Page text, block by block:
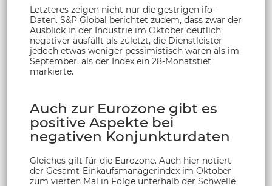
Letzteres zeigen nicht nur die gestrigen ifo-
Daten. S&P Global berichtet zudem, dass zwar der
Ausblick in der Industrie im Oktober deutlich
negativer ausfällt als zuletzt, die Dienstleister
jedoch etwas weniger pessimistisch waren als im
September, als der Index ein 28-Monatstief
markierte.
Auch zur Eurozone gibt es
positive Aspekte bei
negativen Konjunkturdaten
Gleiches gilt für die Eurozone. Auch hier notiert
der Gesamt-Einkaufsmanagerindex im Oktober
zum vierten Mal in Folge unterhalb der Schwelle